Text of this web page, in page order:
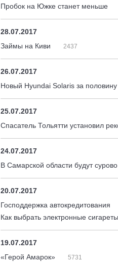
Пробок на Южке станет меньше
28.07.2017
Займы на Киви
2437
26.07.2017
Новый Hyundai Solaris за половину
25.07.2017
Спасатель Тольятти установил
24.07.2017
В Самарской области будут
20.07.2017
Господдержка автокредитования
Как выбрать электронные сигареты
19.07.2017
«Герой Амарок»
5731